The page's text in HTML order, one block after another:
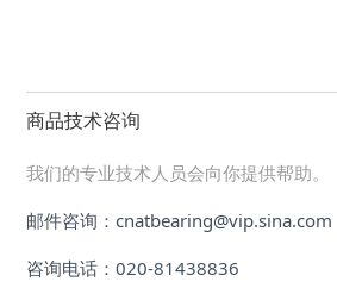
( 1.875 )
( 1.9375 )mm
( 2 )mm
( 2.125 )mm
( 3.5 )mm
( 3 )mm
商品技术咨询
我们的专业技术人员会向你提供帮助。
邮件咨询：cnatbearing@vip.sina.com
咨询电话：020-81438836